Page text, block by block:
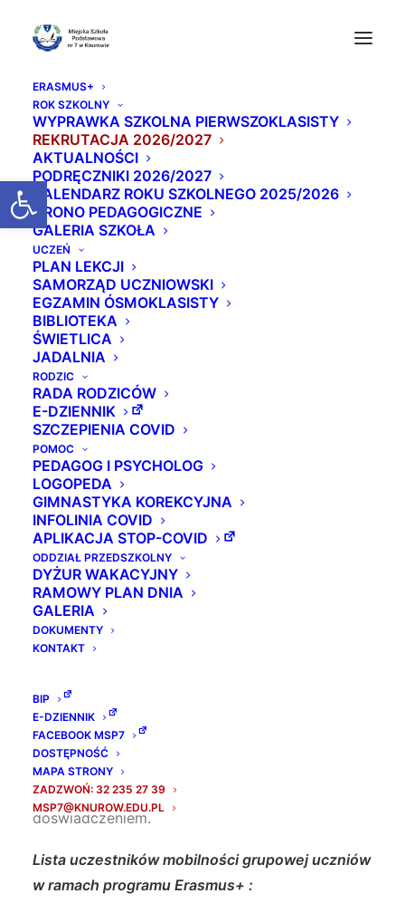
Otwórz pasek narzędzi
ERASMUS+
ROK SZKOLNY
WYPRAWKA SZKOLNA PIERWSZOKLASISTY
REKRUTACJA 2026/2027
AKTUALNOŚCI
PODRĘCZNIKI 2026/2027
KALENDARZ ROKU SZKOLNEGO 2025/2026
GRONO PEDAGOGICZNE
GALERIA SZKOŁA
UCZEŃ
PLAN LEKCJI
SAMORZĄD UCZNIOWSKI
EGZAMIN ÓSMOKLASISTY
BIBLIOTEKA
ŚWIETLICA
JADALNIA
RODZIC
RADA RODZICÓW
E-DZIENNIK
SZCZEPIENIA COVID
POMOC
PEDAGOG I PSYCHOLOG
LOGOPEDA
GIMNASTYKA KOREKCYJNA
INFOLINIA COVID
APLIKACJA STOP-COVID
ODDZIAŁ PRZEDSZKOLNY
DYŻUR WAKACYJNY
RAMOWY PLAN DNIA
GALERIA
DOKUMENTY
KONTAKT
BIP
E-DZIENNIK
FACEBOOK MSP7
DOSTĘPNOŚĆ
MAPA STRONY
ZADZWOŃ: 32 235 27 39
MSP7@KNUROW.EDU.PL
Mobilności
Turcja
W dniach 17-23 marca grupa nauczycieli
wyjechała do szkoły w tureckiej Adanie, by
obserwować tam pracę.
W wyjeździe brały udział pani Marzena Urbaniak,
Beata Stanielewicz, Monika Szopa oraz Anna
Lasota.
Obserwowały tam sposoby nauczania języka
angielskiego, lekcje kulturowe i historycznych.
Poznawały też sposoby wykorzystywania
nowoczesnych technologii informacyjnych oraz
włączanie uczniów z SPE w czynny udział w
zajęciach lekcyjnych.
Mogły też zaobserwować codzienne życie
szkoły oraz apel wychowawczy.
Dodatkowo odwiedziły też pobliską szkołę
średnią, gdzie wykonały prace plastyczne –
Dzięki uprzejmości tureckich przyjaciół grupa
mogła odwiedzić miasto mocno związane z
kulturą chrześcijańską – Tata,z którego
pochodził święty Paweł.
Pobyt w Adanie był niezwykłym
doświadczeniem.
Lista uczestników mobilności grupowej uczniów
w ramach programu Erasmus+ :